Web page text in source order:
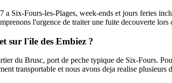
a Six-Fours-les-Plages, week-ends et jours feries
l'urgence de traiter une fuite decouverte
sur l'ile des Embiez ?
du Brusc, port de peche typique de Six-Fours.
transportable et nous avons deja realise